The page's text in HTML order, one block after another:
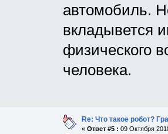
автомобиль.
вкладывется
физического
человека.
Re: Что такое робот?
« Ответ #5 : 09 Октября